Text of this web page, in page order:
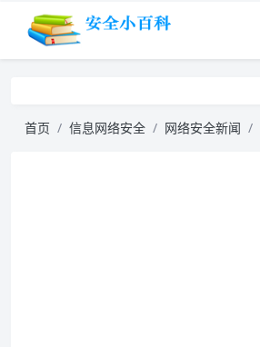
首页 信息网络安全 网络安全新闻